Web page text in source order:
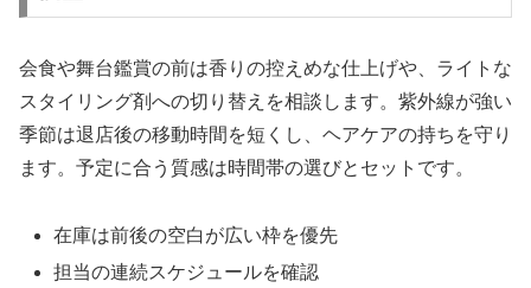
会食や舞台鑑賞の前は香りの控えめな仕上げや、ライトな
スタイリング剤への切り替えを相談します。紫外線が強い
季節は退店後の移動時間を短くし、ヘアケアの持ちを守り
ます。予定に合う質感は時間帯の選びとセットです。
在庫は前後の空白が広い枠を優先
担当の連続スケジュールを確認